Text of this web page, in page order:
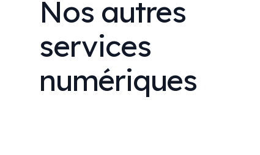
Nos autres
services
numériques